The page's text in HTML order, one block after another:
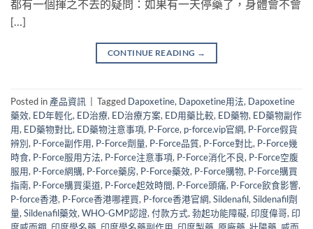
都有一個揮之不去的疑問：如果有一天停藥了，身體會不會
[…]
CONTINUE READING →
Posted in 產品資訊 Tagged Dapoxetine, Dapoxetine用法, Dapoxetine
藥效, ED年輕化, ED治療, ED治療方案, ED用藥比較, ED藥物, ED藥物副作
用, ED藥物對比, ED藥物注意事項, P-Force, p-force.vip官網, P-Force假貨
辨別, P-Force副作用, P-Force劑量, P-Force品質, P-Force對比, P-Force幾
時食, P-Force服用方法, P-Force注意事項, P-Force消化不良, P-Force空腹
服用, P-Force網購, P-Force藥房, P-Force藥效, P-Force購物, P-Force購買
指南, P-Force購買渠道, P-Force起效時間, P-Force頭痛, P-Force飲食影響,
P-force香港, P-Force香港哪裡買, P-force香港官網, Sildenafil, Sildenafil劑
量, Sildenafil藥效, WHO-GMP認證, 付款方式, 勃起功能障礙, 印度偉哥, 印
度威而鋼, 印度學名藥, 印度學名藥副作用, 印度製藥, 原廠藥, 壯陽藥, 威而